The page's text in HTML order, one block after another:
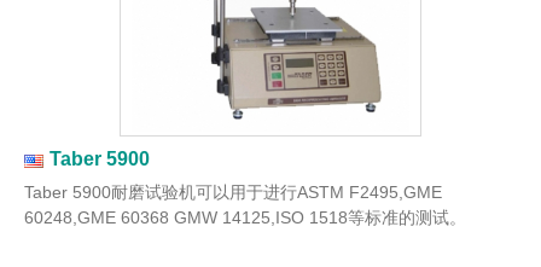
Taber 5900
Taber 5900耐磨试验机可以用于进行ASTM F2495,GME
60248,GME 60368 GMW 14125,ISO 1518等标准的测试。